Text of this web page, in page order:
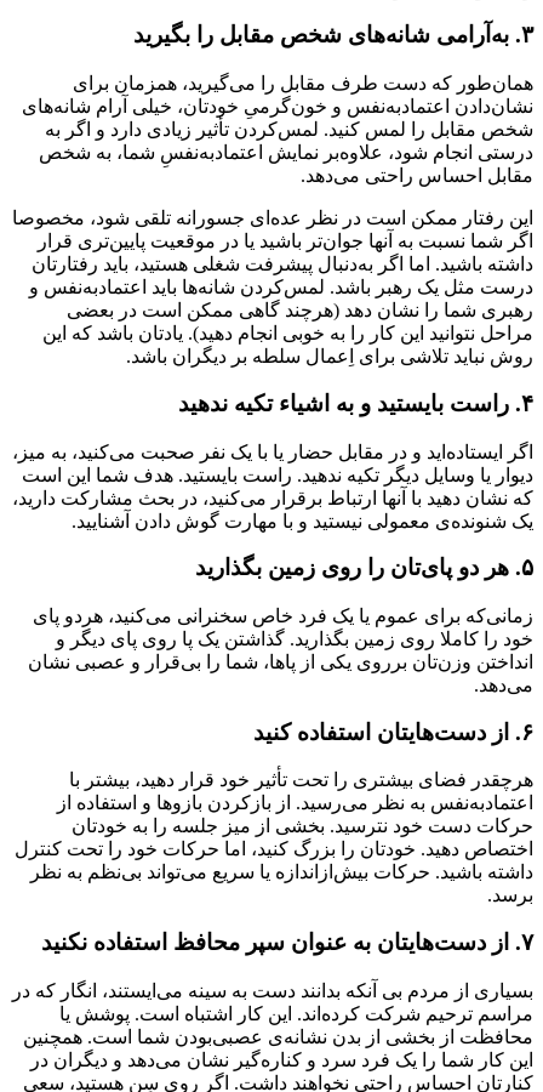
۳. به‌آرامی شانه‌های شخص مقابل را بگیرید
همان‌طور که دست طرف مقابل را می‌گیرید، همزمان برای
نشان‌دادن اعتمادبه‌نفس و خون‌گرمیِ خودتان، خیلی آرام شانه‌های
شخص مقابل را لمس کنید. لمس‌کردن تأثیر زیادی دارد و اگر به‌
درستی انجام شود، علاوه‌بر نمایش اعتمادبه‌نفسِ‌ شما، به شخص
مقابل احساس راحتی می‌دهد.
این رفتار ممکن است در نظر عده‌ای جسورانه تلقی شود، مخصوصا
اگر شما نسبت به آنها جوان‌تر باشید یا در موقعیت پایین‌تری قرار
داشته باشید. اما اگر به‌دنبال پیشرفت شغلی هستید، باید رفتار‌تان
درست مثل یک رهبر باشد. لمس‌کردن شانه‌ها باید اعتمادبه‌نفس و
رهبری شما را نشان دهد (هرچند گاهی ممکن است در بعضی
مراحل نتوانید این کار را به خوبی انجام دهید). یادتان باشد که این
روش نباید تلاشی برای اِعمال سلطه بر دیگران باشد.
۴. راست بایستید و به اشیاء تکیه ندهید
اگر ایستاده‌اید و در مقابل حضار یا با یک نفر صحبت می‌کنید، به میز،
دیوار یا وسایل دیگر تکیه ندهید. راست بایستید. هدف شما این است
که نشان دهید با آنها ارتباط برقرار می‌کنید، در بحث مشارکت دارید،
یک شنونده‌ی معمولی نیستید و با مهارت گوش دادن آشنایید.
۵. هر دو پای‌تان را روی زمین بگذارید
زمانی‌که برای عموم یا یک فرد خاص سخنرانی می‌کنید، هردو پای‌
خود را کاملا روی زمین بگذارید. گذاشتن یک پا روی پای دیگر و
انداختن وزن‌تان برروی یکی از پاها، شما را بی‌قرار و عصبی نشان
می‌دهد.
۶. از دست‌هایتان استفاده کنید
هرچقدر فضای بیشتری را تحت تأثیر خود قرار دهید، بیشتر با
اعتمادبه‌نفس به نظر می‌رسید. از بازکردن بازوها و استفاده از
حرکات دست خود نترسید. بخشی از میز جلسه را به خودتان
اختصاص دهید. خودتان را بزرگ کنید، اما حرکات‌ خود را تحت کنترل
داشته باشید. حرکات بیش‌از‌اندازه یا سریع می‌تواند بی‌نظم به نظر
برسد.
۷. از دست‌هایتان به عنوان سپر محافظ استفاده نکنید
بسیاری از مردم بی آنکه بدانند دست به سینه می‌ایستند، انگار که در
مراسم ترحیم شرکت کرده‌اند. این کار اشتباه است. پوشش یا
محافظت از بخشی از بدن نشانه‌ی عصبی‌بودن شما است. همچنین
این کار شما را یک فرد سرد و کناره‌گیر نشان می‌دهد و دیگران در
کنارتان احساس راحتی نخواهند داشت. اگر روی سِن هستید، سعی